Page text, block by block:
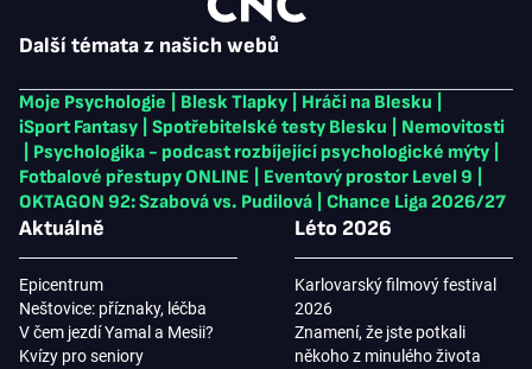
Další témata z našich webů
Moje Psychologie Blesk Tlapky Hráči na Blesku
iSport Fantasy
Spotřebitelské testy Blesku
Nemovitosti
Psychologika - podcast rozbíjející psychologické mýty
Fotbalové přestupy ONLINE
Eventový prostor Level 9
OKTAGON 92: Szabová vs. Pudilová
Chance Liga 2026/27
Aktuálně
Epicentrum
Neštovice: příznaky, léčba
V čem jezdí Yamal a Mesii?
Kvízy pro seniory
Léto 2026
Karlovarský filmový festival
2026
Znamení, že jste potkali
někoho z minulého života